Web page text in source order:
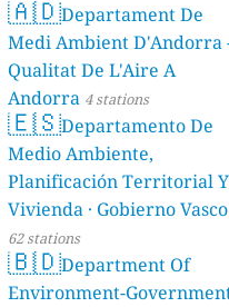
🇦🇩Departament De
Medi Ambient D'Andorra
Qualitat De L'Aire A
Andorra 4 stations
🇪🇸Departamento De
Medio Ambiente,
Planificación Territorial Y
Vivienda · Gobierno Vasco
62 stations
🇧🇩Department Of
Environment-